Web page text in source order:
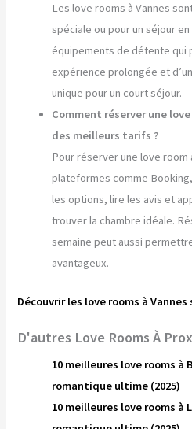
Les love rooms à Vannes
spéciale ou pour un séjour
équipements de détente qui
expérience prolongée et
unique pour un court séjour.
Comment réserver une
des meilleurs tarifs ?
Pour réserver une love room
plateformes comme
les options, lire les avis et
trouver la chambre idéale.
semaine peut aussi
avantageux.
Découvrir les love rooms à Vannes
D'autres Love Rooms À
10 meilleures love rooms à
romantique ultime (2025)
10 meilleures love rooms à